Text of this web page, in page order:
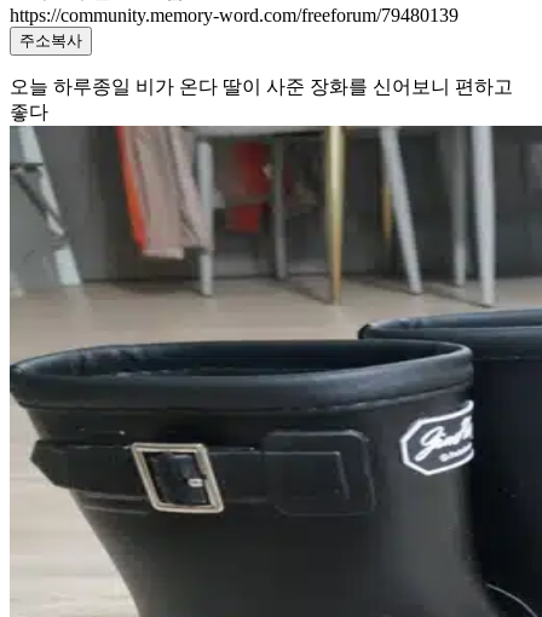
https://community.memory-word.com/freeforum/79480139
주소복사
오늘 하루종일 비가 온다 딸이 사준 장화를 신어보니 편하고
좋다